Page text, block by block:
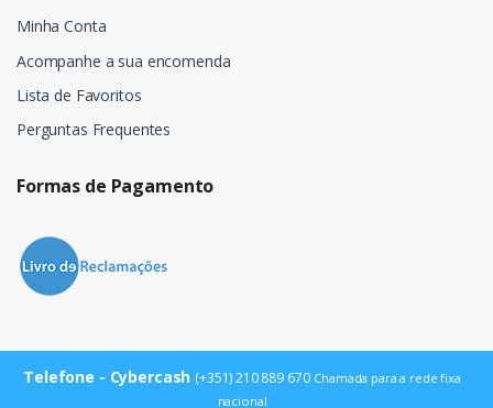
Minha Conta
Acompanhe a sua encomenda
Lista de Favoritos
Perguntas Frequentes
Formas de Pagamento
Telefone - Cybercash (+351) 210 889 670 Chamada para a rede fixa
nacional